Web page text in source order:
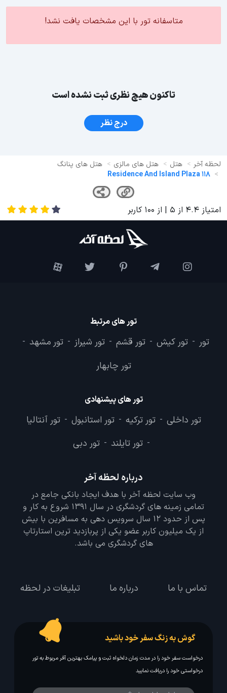
متاسفانه تور با این مشخصات یافت نشد!
تاکنون هیچ نظری ثبت نشده است
درج نظر
لحظه آخر هتل هتل های مالزی
هتل های پنانگ
118 Residence And Island Plaza
امتیاز 4.4 از 5 | از 100 کاربر
تور های مرتبط
تور - تور کیش - تور قشم - تور شیراز - تور مشهد -
تور چابهار
تور های پیشنهادی
تور داخلی - تور ترکیه - تور استانبول - تور آنتالیا
- تور تایلند - تور دبی
درباره لحظه آخر
وب سایت لحظه آخر با هدف ایجاد بانکی جامع در
تمامی زمینه های گردشگری در سال 1391 شروع به کار و
پس از حدود 12 سال سرویس دهی به مسافرین با بیش
از یک میلیون کاربر عضو یکی از پربازدید ترین استارتاپ
های گردشگری می باشد.
تماس با ما درباره ما تبلیغات در لحظه
گوش به زنگ سفر خود باشید
درخواست سفر خود را در مدت زمان دلخواه ثبت و پیامک بهترین آفر مربوط به تور
درخواستی خود را دریافت نمایید